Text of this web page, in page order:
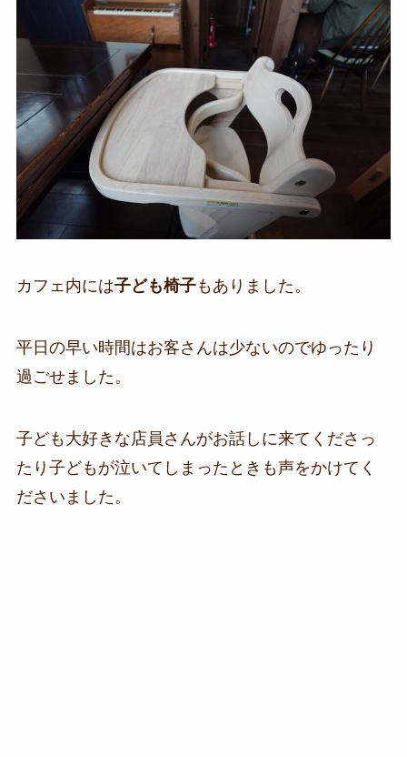
カフェ内には子ども椅子もありました。
平日の早い時間はお客さんは少ないのでゆったり
過ごせました。
子ども大好きな店員さんがお話しに来てくださっ
たり子どもが泣いてしまったときも声をかけてく
ださいました。